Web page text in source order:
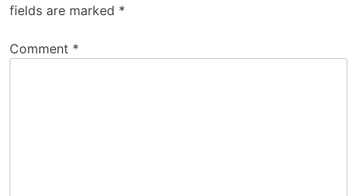
fields are marked *
Comment *